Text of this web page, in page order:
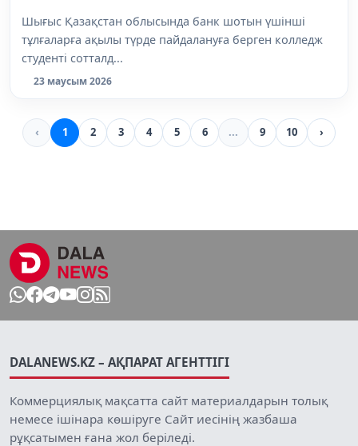
Шығыс Қазақстан облысында банк шотын үшінші
тұлғаларға ақылы түрде пайдалануға берген колледж
студенті сотталд...
23 маусым 2026
‹ 1 2 3 4 5 6 ... 9 10 ›
DALANEWS.KZ – АҚПАРАТ АГЕНТТІГІ
Коммерциялық мақсатта сайт материалдарын толық
немесе ішінара көшіруге Сайт иесінің жазбаша
рұқсатымен ғана жол беріледі.